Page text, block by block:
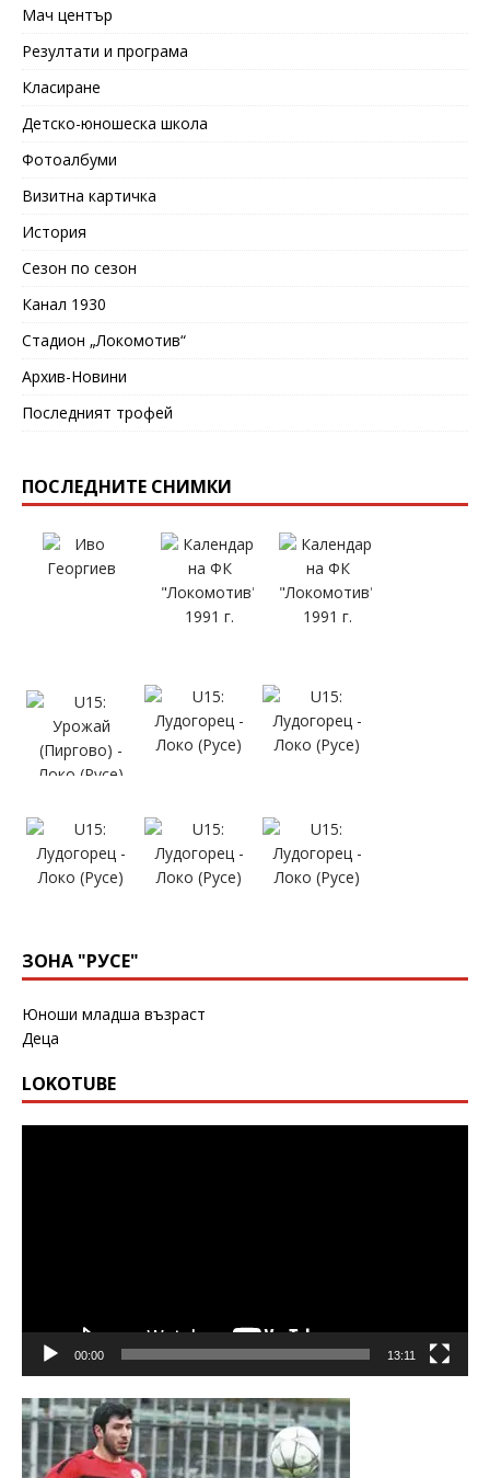
Мач център
Резултати и програма
Класиране
Детско-юношеска школа
Фотоалбуми
Визитна картичка
История
Сезон по сезон
Канал 1930
Стадион „Локомотив“
Архив-Новини
Последният трофей
ПОСЛЕДНИТЕ СНИМКИ
ЗОНА "РУСЕ"
Юноши младша възраст
Деца
LOKOTUBE
00:00 13:11